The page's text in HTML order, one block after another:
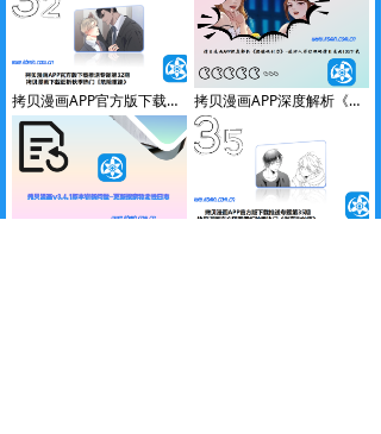
拷贝漫画APP官方版下载推送专题第32期-拷贝漫画下载细析秋季热门《危险重逢》 拷贝漫画APP深度解析《偶像吸引力》-漫评人带你领略拷贝漫画IOS下载